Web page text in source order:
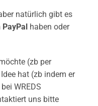
natürlich gibt es
PayPal haben oder
(zb per
hat (zb indem er
WREDS
uns bitte